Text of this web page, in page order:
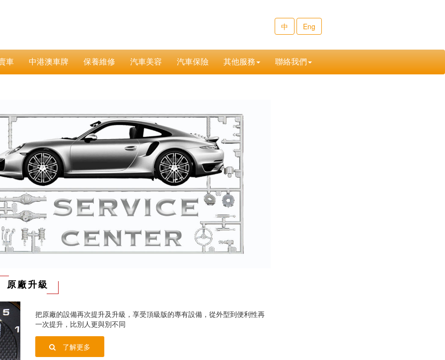
中 Eng
車 中港澳車牌 保養維修 汽車美容 汽車保險 其他服務 聯絡我們
原廠升級
把原廠的設備再次提升及升級，享受頂級版的專有設備，從外型到便利性再
一次提升，比別人更與別不同
了解更多